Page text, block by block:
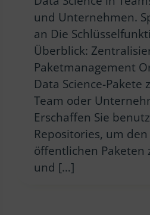
und Unternehmen.
an Die
Überblick:
Paketmanagement
Data Science-
Team oder
Erschaffen Sie
Repositories, um den
öffentlichen Paketen
und […]